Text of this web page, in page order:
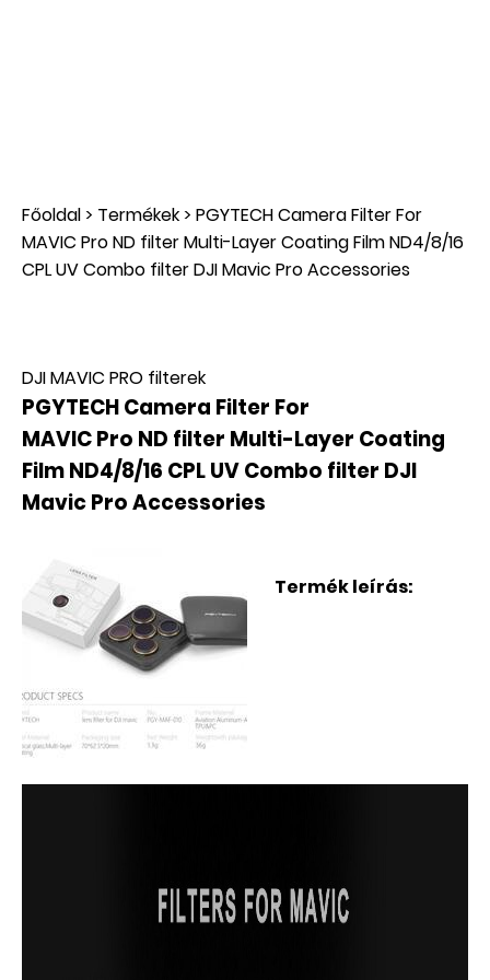
Főoldal> Termékek> PGYTECH Camera Filter For
MAVIC Pro ND filter Multi-Layer Coating Film ND4/8/16
CPL UV Combo filter DJI Mavic Pro Accessories
DJI MAVIC PRO filterek
PGYTECH Camera Filter For
MAVIC Pro ND filter Multi-Layer Coating
Film ND4/8/16 CPL UV Combo filter DJI
Mavic Pro Accessories
Termék leírás: